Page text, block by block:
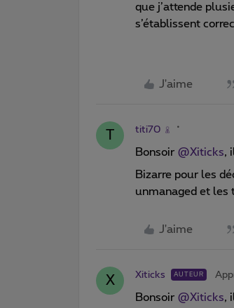
que j’attende
s’établissent
J'aime
T titi70
Bonsoir @Xiticks,
Bizarre pour les
unmanaged et les
J'aime
X Xiticks AUTEUR
Bonsoir @Xiticks,